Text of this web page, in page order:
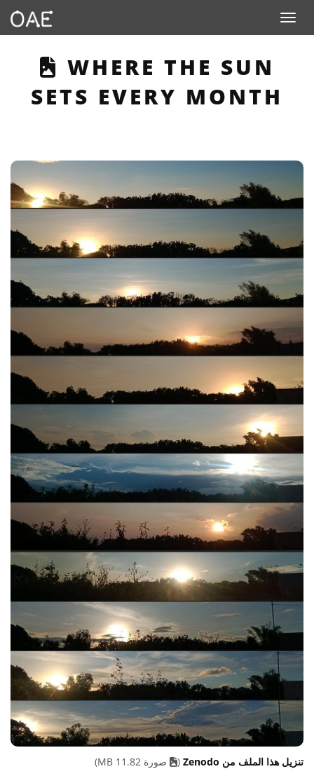
Toggle navigation
THIS PAGE
WHERE THE SUN
SETS EVERY MONTH
تنزيل هذا الملف من Zenodo ( صورة 11.82 MB)